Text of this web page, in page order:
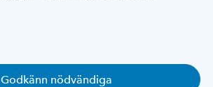
Godkänn nödvändiga